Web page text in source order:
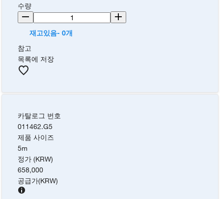
수량
재고있음- 0개
참고
목록에 저장
카탈로그 번호
011462.G5
제품 사이즈
5m
정가 (KRW)
658,000
공급가(KRW)